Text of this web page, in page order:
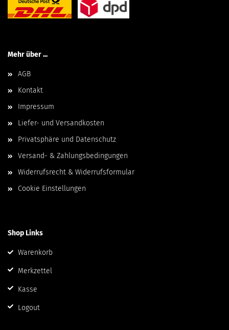
Mehr über ...
AGB
Kontakt
Impressum
Liefer- und Versandkosten
Privatsphäre und Datenschutz
Versand- & Zahlungsbedingungen
Widerrufsrecht & Widerrufsformular
Cookie Einstellungen
Shop Links
Warenkorb
Merkzettel
Kasse
Logout